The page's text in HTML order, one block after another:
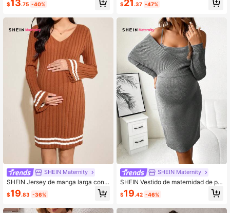
y bolsillo, sin mangas, de unicolor. N
$13.75 -40%
SHEIN Maternity
SHEIN Jersey de manga larga con c
uello en V, de punto acanalado y es
tampado para maternidad
$19.83 -36%
nvierno
$21 .37 -47%
SHEIN Maternity
SHEIN Vestido de maternidad de pu
nto con camiseta de tirantes y man
gas de murciélago, para invierno
$19.42 -46%